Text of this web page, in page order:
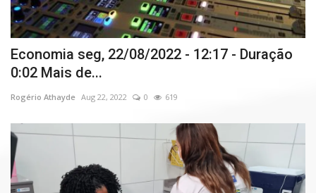
Economia seg, 22/08/2022 - 12:17 - Duração
0:02 Mais de...
Rogério Athayde Aug 22, 2022 0 619